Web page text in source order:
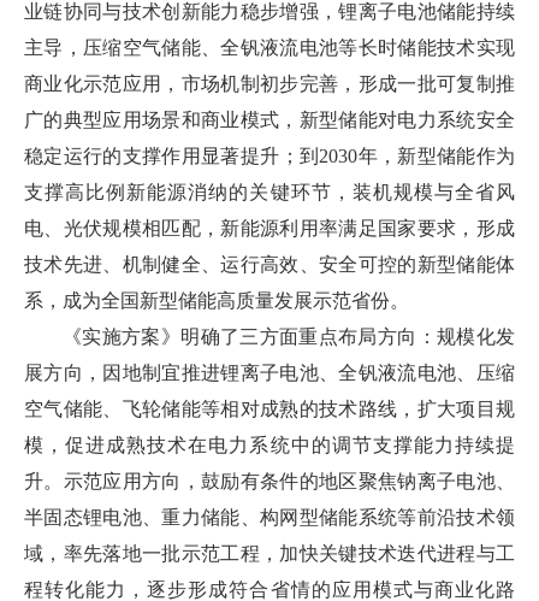
业链协同与技术创新能力稳步增强，锂离子电池储能持续
主导，压缩空气储能、全钒液流电池等长时储能技术实现
商业化示范应用，市场机制初步完善，形成一批可复制推
广的典型应用场景和商业模式，新型储能对电力系统安全
稳定运行的支撑作用显著提升；到2030年，新型储能作为
支撑高比例新能源消纳的关键环节，装机规模与全省风
电、光伏规模相匹配，新能源利用率满足国家要求，形成
技术先进、机制健全、运行高效、安全可控的新型储能体
系，成为全国新型储能高质量发展示范省份。
《实施方案》明确了三方面重点布局方向：规模化发
展方向，因地制宜推进锂离子电池、全钒液流电池、压缩
空气储能、飞轮储能等相对成熟的技术路线，扩大项目规
模，促进成熟技术在电力系统中的调节支撑能力持续提
升。示范应用方向，鼓励有条件的地区聚焦钠离子电池、
半固态锂电池、重力储能、构网型储能系统等前沿技术领
域，率先落地一批示范工程，加快关键技术迭代进程与工
程转化能力，逐步形成符合省情的应用模式与商业化路